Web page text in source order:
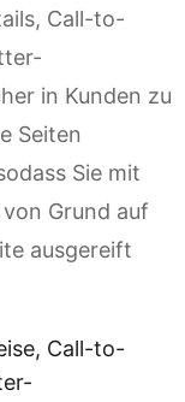
Call-to-
in Kunden zu
Seiten
Sie mit
Grund auf
ausgereift
Call-to-